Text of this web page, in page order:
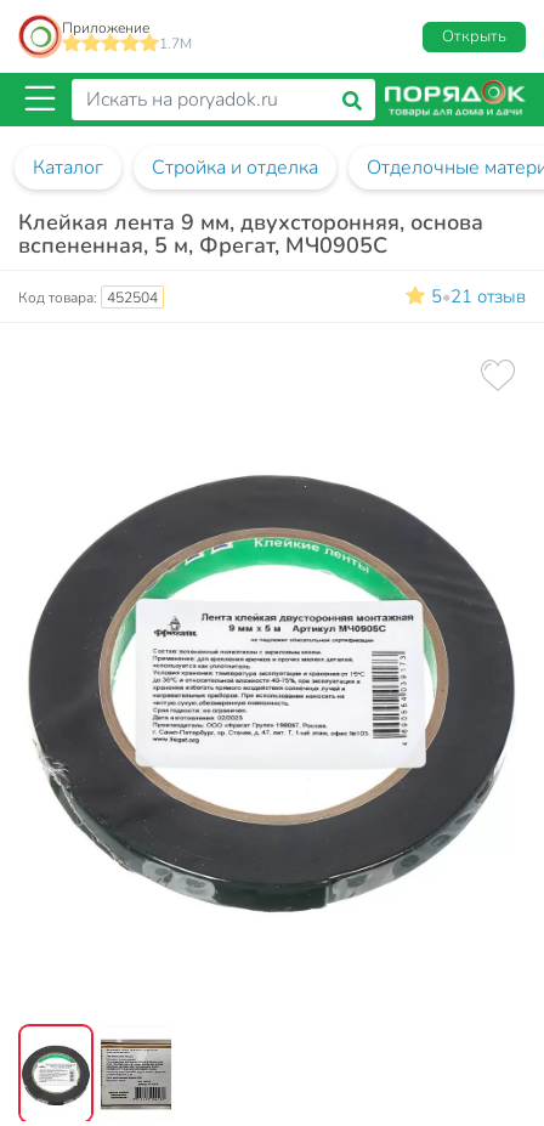
Приложение
1.7M
Открыть
Каталог Стройка и отделка Отделочные
Клейкая лента 9 мм, двухсторонняя, основа
вспененная, 5 м, Фрегат, МЧ0905С
Код товара: 452504 5•21 отзыв